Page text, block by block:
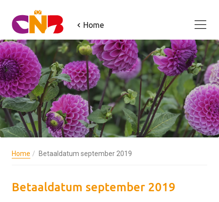
Home
Home Betaaldatum september 2019
Betaaldatum september 2019